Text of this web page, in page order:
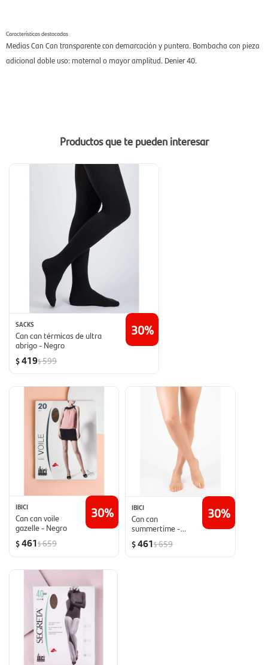
Características destacadas
Medias Can Can transparente con demarcación y puntera. Bombacha con pieza
adicional doble uso: maternal o mayor amplitud. Denier 40.
Productos que te pueden interesar
30
SACKS
Can can térmicas de ultra
abrigo - Negro
$419$599
30
IBICI
Can can voile
gazelle - Negro
$461$659
30
IBICI
Can can
summertime -
Beige
$461$659